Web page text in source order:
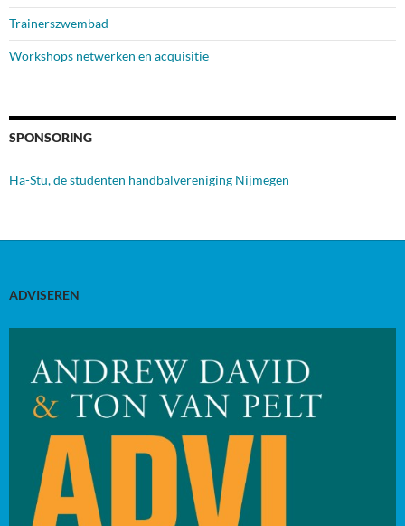
Trainerszwembad
Workshops netwerken en acquisitie
SPONSORING
Ha-Stu, de studenten handbalvereniging Nijmegen
ADVISEREN